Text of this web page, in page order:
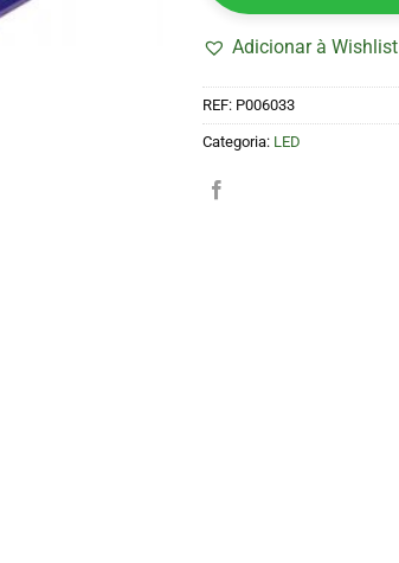
Adicionar à Wishlist
REF: P006033
Categoria: LED